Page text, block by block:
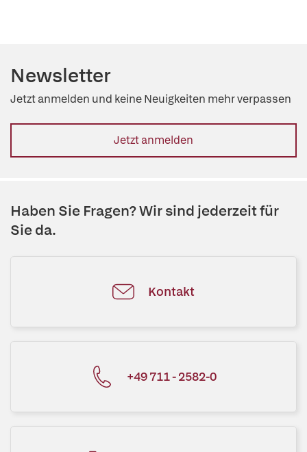
Newsletter
Jetzt anmelden und keine Neuigkeiten mehr verpassen
Jetzt anmelden
Haben Sie Fragen? Wir sind jederzeit für
Sie da.
Kontakt
+49 711 - 2582-0